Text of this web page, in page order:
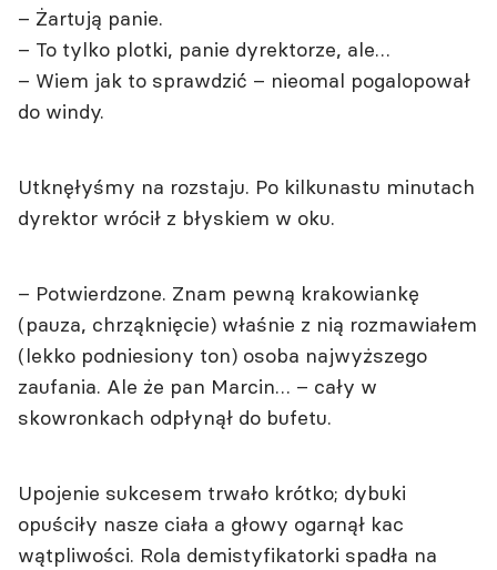
– Żartują panie.
– To tylko plotki, panie dyrektorze, ale…
– Wiem jak to sprawdzić – nieomal pogalopował
do windy.
Utknęłyśmy na rozstaju. Po kilkunastu minutach
dyrektor wrócił z błyskiem w oku.
– Potwierdzone. Znam pewną krakowiankę
(pauza, chrząknięcie) właśnie z nią rozmawiałem
(lekko podniesiony ton) osoba najwyższego
zaufania. Ale że pan Marcin… – cały w
skowronkach odpłynął do bufetu.
Upojenie sukcesem trwało krótko; dybuki
opuściły nasze ciała a głowy ogarnął kac
wątpliwości. Rola demistyfikatorki spadła na